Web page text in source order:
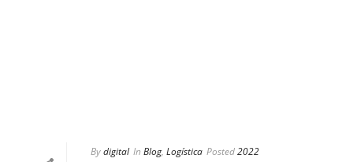
Bydigital In Blog, Logística Posted2022